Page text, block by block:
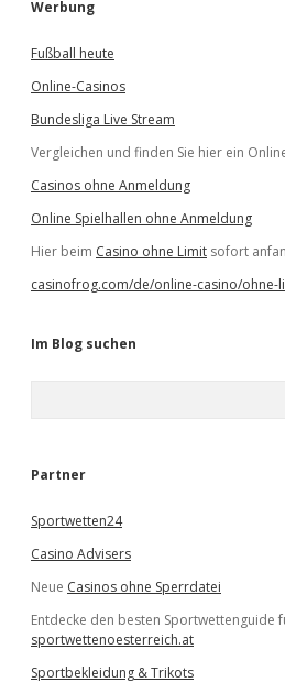
Werbung
Fußball heute
Online-Casinos
Bundesliga Live Stream
Vergleichen und finden Sie hier ein
Casinos ohne Anmeldung
Online Spielhallen ohne Anmeldung
Hier beim Casino ohne Limit sofort
casinofrog.com/de/online-casino/ohne-
Im Blog suchen
e
Partner
Sportwetten24
Casino Advisers
Neue Casinos ohne Sperrdatei
Entdecke den besten Sportwettenguide
sportwettenoesterreich.at
Sportbekleidung & Trikots